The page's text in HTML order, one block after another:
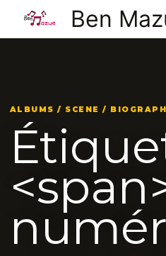
contenu
Ben
ALBUMS / SCENE /